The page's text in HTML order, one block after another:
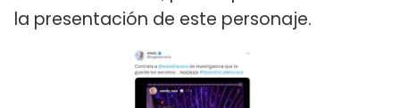
la presentación de este personaje.